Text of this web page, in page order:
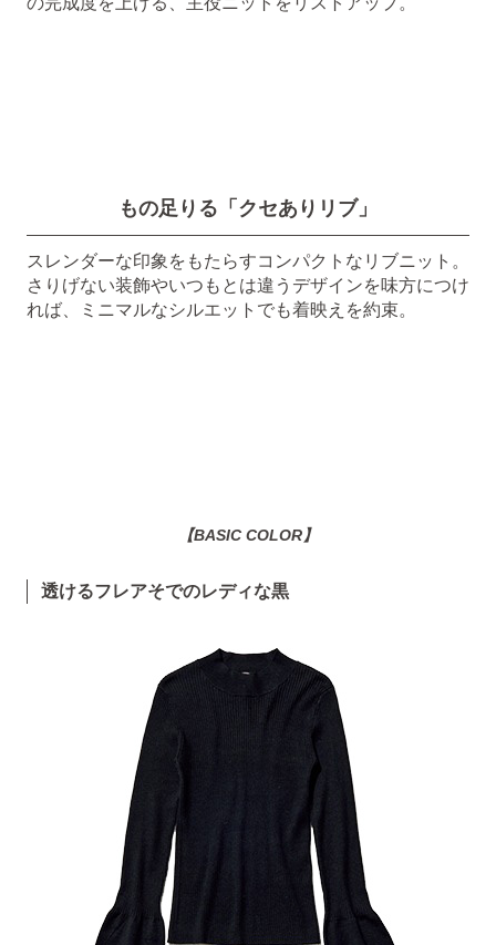
もの足りる「クセありリブ」
スレンダーな印象をもたらすコンパクトなリブニット。
さりげない装飾やいつもとは違うデザインを味方につけ
れば、ミニマルなシルエットでも着映えを約束。
【BASIC COLOR】
透けるフレアそでのレディな黒